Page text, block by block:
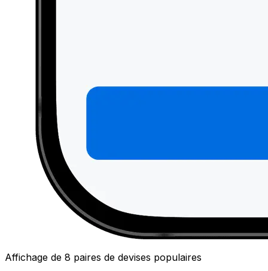
Affichage de 8 paires de devises populaires